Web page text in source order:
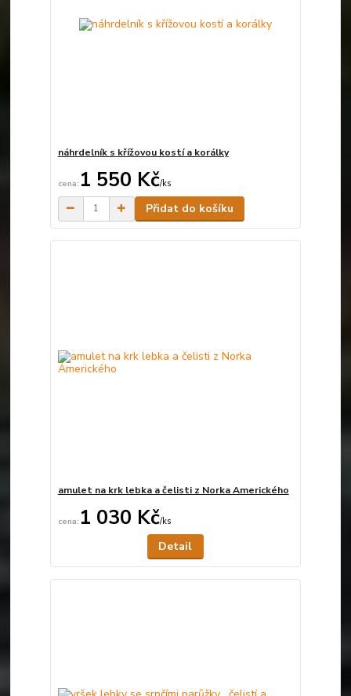
náhrdelník s křížovou kostí a korálky
1 550 Kč/ks
Přidat do košíku
amulet na krk lebka a čelisti z Norka Amerického
1 030 Kč/ks
Detail